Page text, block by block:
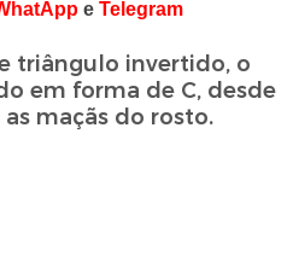
eTelegram
triângulo invertido, o
em forma de C, desde
maçãs do rosto.